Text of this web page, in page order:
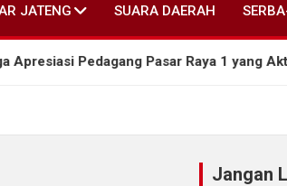
JATENG SUARA DAERAH
Pedagang Pasar Raya 1 yang Aktif Pilah
Jangan